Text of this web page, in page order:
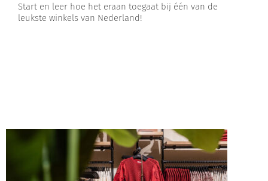
Start en leer hoe het eraan toegaat bij één van de
leukste winkels van Nederland!